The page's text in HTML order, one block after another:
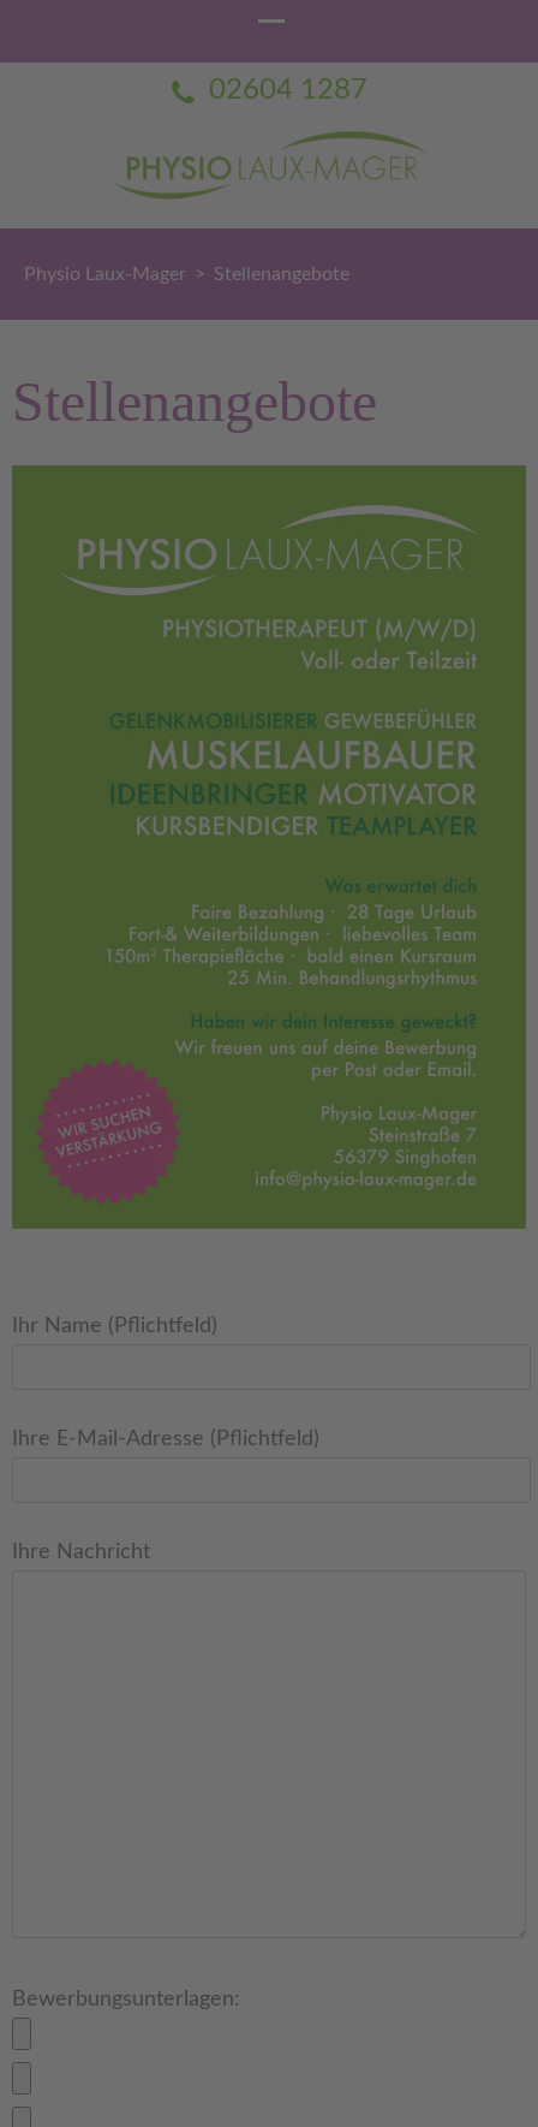
02604 1287
Physio Laux-Mager
Praxis für Physiotherapie Dorothée Laux-Mager
Physio Laux-Mager > Stellenangebote
Stellenangebote
Ihr Name (Pflichtfeld)
Ihre E-Mail-Adresse (Pflichtfeld)
Ihre Nachricht
Bewerbungsunterlagen: